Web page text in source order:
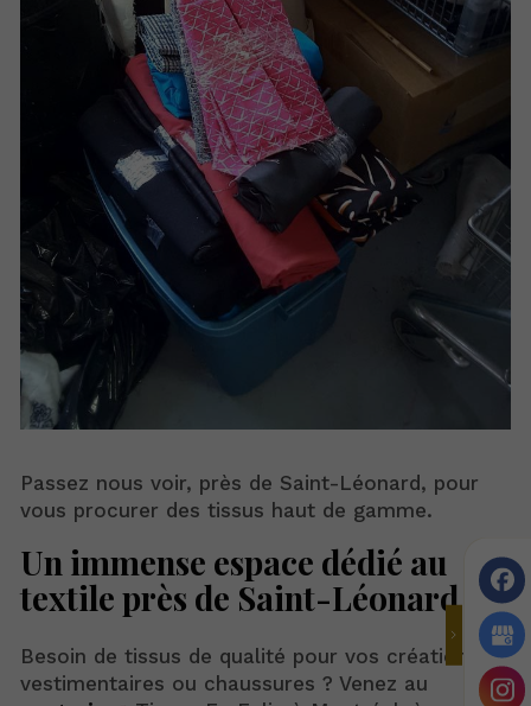
Passez nous voir, près de Saint-Léonard, pour
vous procurer des tissus haut de gamme.
Un immense espace dédié au
textile près de Saint-Léonard
Besoin de tissus de qualité pour vos créations
vestimentaires ou chaussures ? Venez au